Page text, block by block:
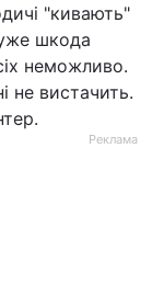
"кивають"
шкода
неможливо.
не вистачить.
Реклама